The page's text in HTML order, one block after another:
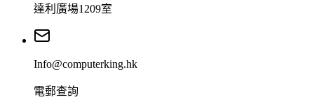
達利廣場1209室
Info@computerking.hk
電郵查詢